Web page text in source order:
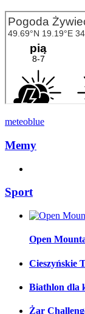
meteoblue
Memy
Sport
Open
Cieszyńskie
Biathlon dla
Żar